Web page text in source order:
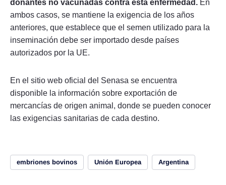
donantes no vacunadas contra esta enfermedad. En
ambos casos, se mantiene la exigencia de los años
anteriores, que establece que el semen utilizado para la
inseminación debe ser importado desde países
autorizados por la UE.
En el sitio web oficial del Senasa se encuentra
disponible la información sobre exportación de
mercancías de origen animal, donde se pueden conocer
las exigencias sanitarias de cada destino.
embriones bovinos Unión Europea Argentina